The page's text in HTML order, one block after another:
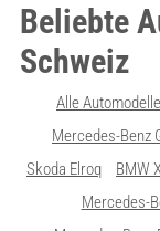
Beliebte
Schweiz
Alle Automodelle
Mercedes-Benz
Skoda Elroq
BMW
Mercedes-